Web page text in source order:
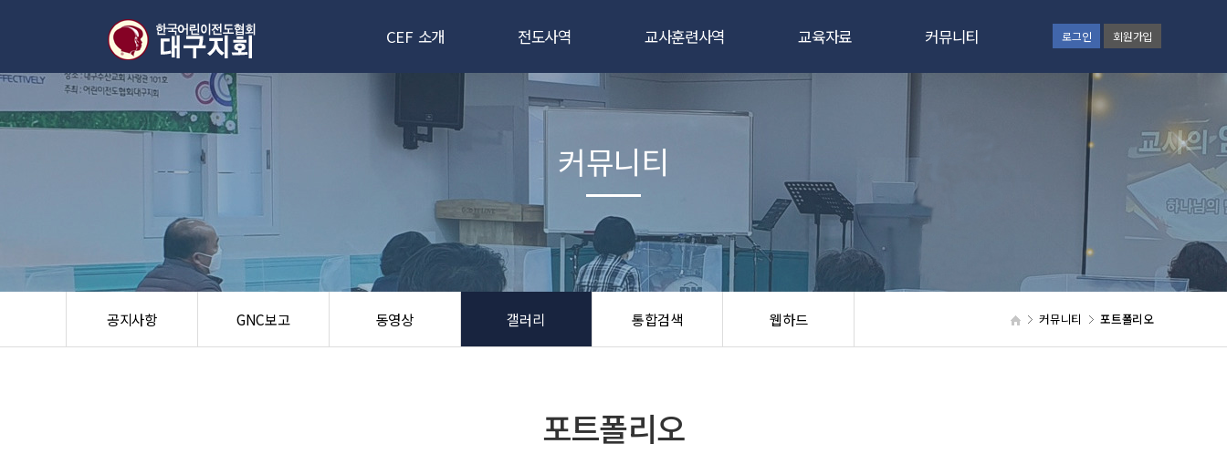
CEF 소개
인사말
조직도
오시는 길
전도사역
새소식반
어린이 캠프
어린이 대 잔치
학교/파티전도
부흥회/통신학교
교사훈련사역
TCE 교사대학
우리들을 위한 파티
교육자료
교사교육
교육신청
후원신청
커뮤니티
통합검색
로그인 회원가입
공지사항 GNC보고 동영상 갤러리 통합검색 웹하드 커뮤니티 포트폴리오
커뮤니티
포트폴리오